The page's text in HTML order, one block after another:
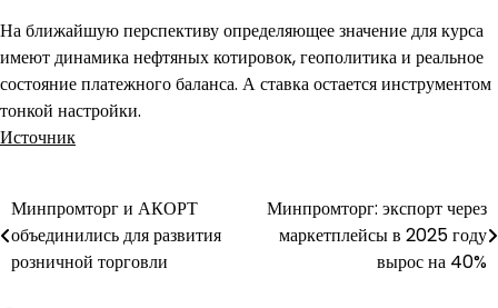
На ближайшую перспективу определяющее значение для курса
имеют динамика нефтяных котировок, геополитика и реальное
состояние платежного баланса. А ставка остается инструментом
тонкой настройки.
Источник
Навигация
по
Минпромторг и АКОРТ
объединились для развития
розничной торговли
Минпромторг: экспорт через
маркетплейсы в 2025 году
вырос на 40%